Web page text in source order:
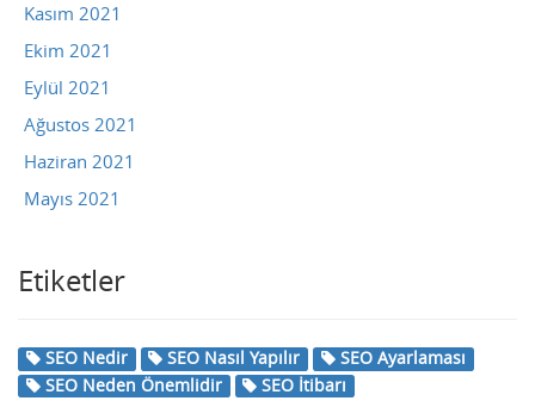
Kasım 2021
Ekim 2021
Eylül 2021
Ağustos 2021
Haziran 2021
Mayıs 2021
Etiketler
SEO Nedir SEO Nasıl Yapılır
SEO Ayarlaması
SEO Neden Önemlidir
SEO İtibarı